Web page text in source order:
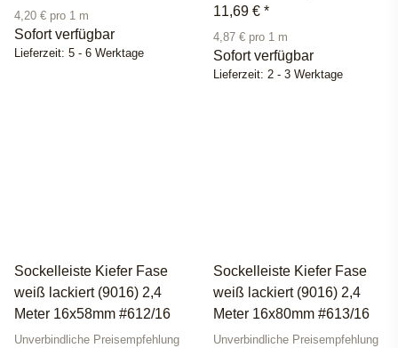
4,20 € pro 1 m
Sofort verfügbar
Lieferzeit: 5 - 6 Werktage
11,69 € *
4,87 € pro 1 m
Sofort verfügbar
Lieferzeit: 2 - 3 Werktage
Sockelleiste Kiefer Fase
weiß lackiert (9016) 2,4
Meter 16x58mm #612/16
Unverbindliche Preisempfehlung
Sockelleiste Kiefer Fase
weiß lackiert (9016) 2,4
Meter 16x80mm #613/16
Unverbindliche Preisempfehlung